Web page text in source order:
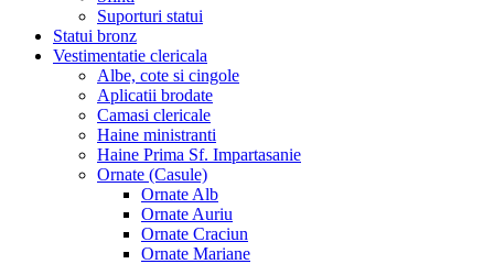
Suporturi statui
Statui bronz
Vestimentatie clericala
Albe, cote si cingole
Aplicatii brodate
Camasi clericale
Haine ministranti
Haine Prima Sf. Impartasanie
Ornate (Casule)
Ornate Alb
Ornate Auriu
Ornate Craciun
Ornate Mariane